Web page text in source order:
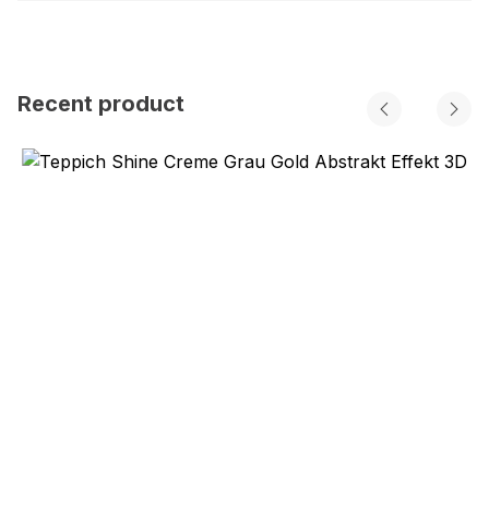
Recent product